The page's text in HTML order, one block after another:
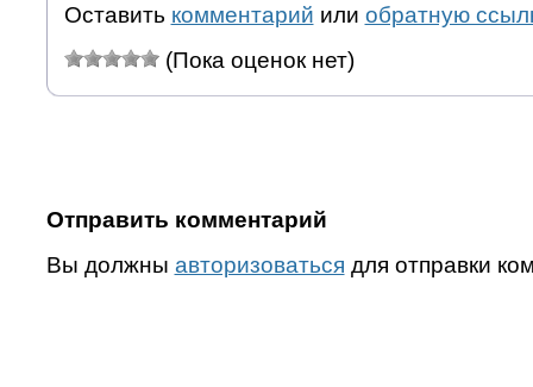
Оставить комментарий или обратную
(Пока оценок нет)
Отправить комментарий
Вы должны авторизоваться для отправки